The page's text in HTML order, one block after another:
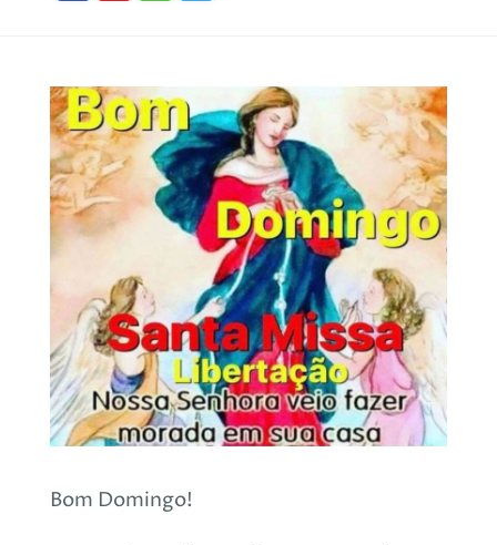
Bom Domingo!